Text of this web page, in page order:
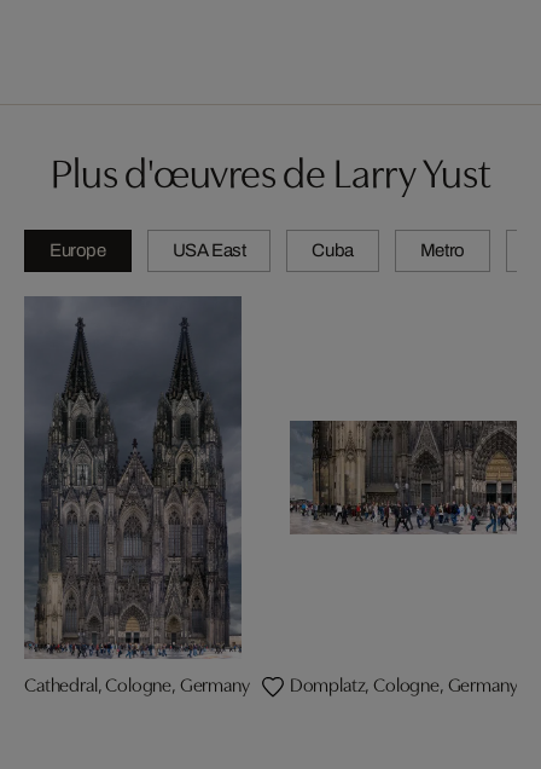
Plus d'œuvres de Larry Yust
Europe USA East Cuba Metro
Cathedral, Cologne, Germany Domplatz, Cologne, Germany